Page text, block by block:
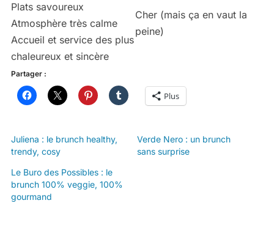
Plats savoureux
Atmosphère très calme
Accueil et service des plus
chaleureux et sincère
Cher (mais ça en vaut la
peine)
Partager :
Plus
Juliena : le brunch healthy,
trendy, cosy
Verde Nero : un brunch
sans surprise
Le Buro des Possibles : le
brunch 100% veggie, 100%
gourmand